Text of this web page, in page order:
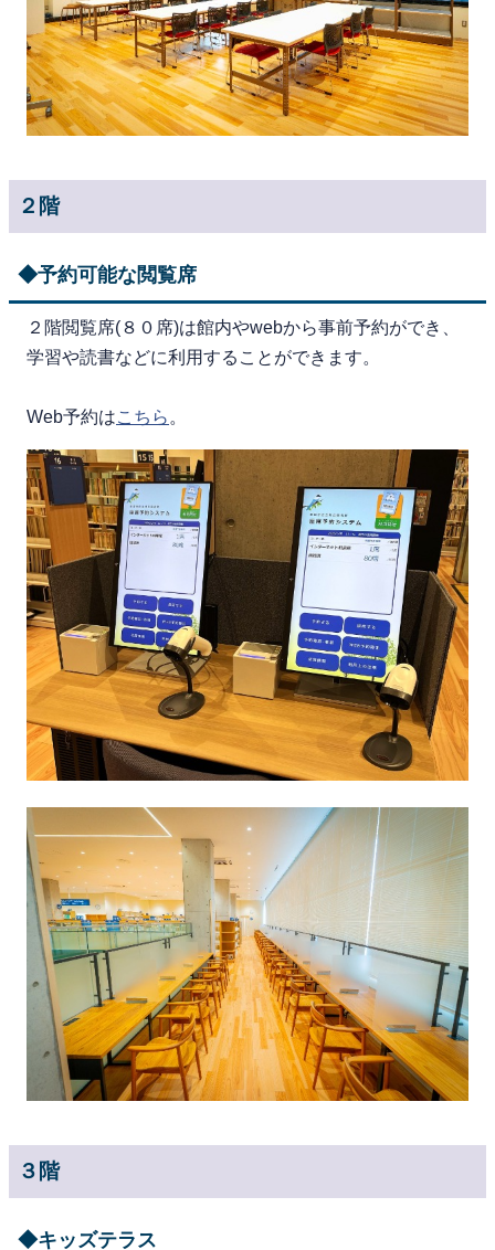
２階
◆予約可能な閲覧席
２階閲覧席(８０席)は館内やwebから事前予約ができ、
学習や読書などに利用することができます。
Web予約はこちら 。
３階
◆キッズテラス